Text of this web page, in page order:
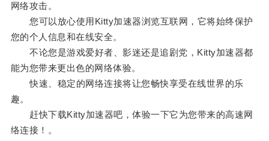
网络攻击。
您可以放心使用Kitty加速器浏览互联网，它将始终保护
您的个人信息和在线安全。
不论您是游戏爱好者、影迷还是追剧党，Kitty加速器都
能为您带来更出色的网络体验。
快速、稳定的网络连接将让您畅快享受在线世界的乐
趣。
赶快下载Kitty加速器吧，体验一下它为您带来的高速网
络连接！。